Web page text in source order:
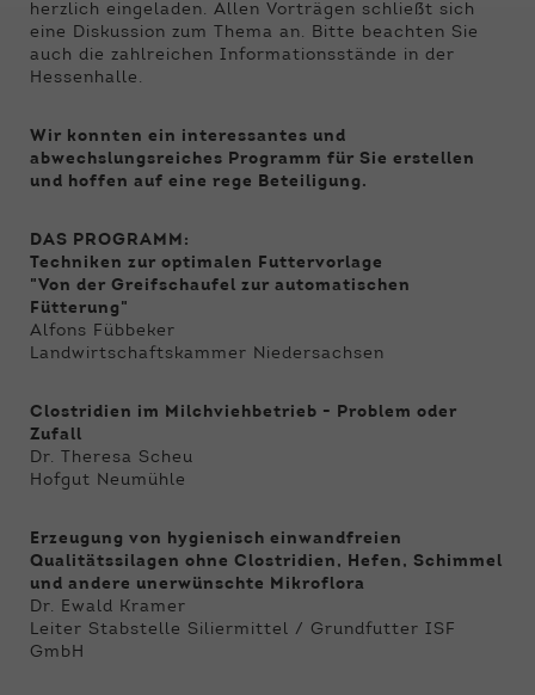
herzlich eingeladen. Allen Vorträgen schließt sich
eine Diskussion zum Thema an. Bitte beachten Sie
auch die zahlreichen Informationsstände in der
Hessenhalle.
Wir konnten ein interessantes und
abwechslungsreiches Programm für Sie erstellen
und hoffen auf eine rege Beteiligung.
DAS PROGRAMM:
Techniken zur optimalen Futtervorlage
"Von der Greifschaufel zur automatischen
Fütterung"
Alfons Fübbeker
Landwirtschaftskammer Niedersachsen
Clostridien im Milchviehbetrieb - Problem oder
Zufall
Dr. Theresa Scheu
Hofgut Neumühle
Erzeugung von hygienisch einwandfreien
Qualitätssilagen ohne Clostridien, Hefen, Schimmel
und andere unerwünschte Mikroflora
Dr. Ewald Kramer
Leiter Stabstelle Siliermittel / Grundfutter ISF
GmbH
Name cookie_optin
Laufzeit 1 Jahr
Zweck Cookie Einstellungen speichern
Cookie-Informationen anzeigen
Wir verwenden auf unserer Website externe
Inhalte, um Ihnen zusätzliche Informationen
anzubieten.